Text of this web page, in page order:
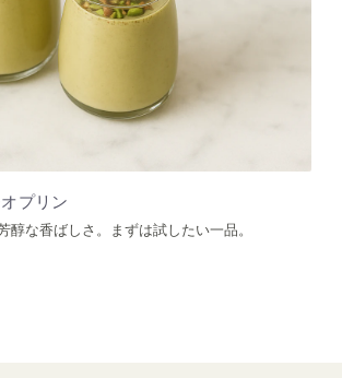
プリン
醇な香ばしさ。まずは試したい一品。